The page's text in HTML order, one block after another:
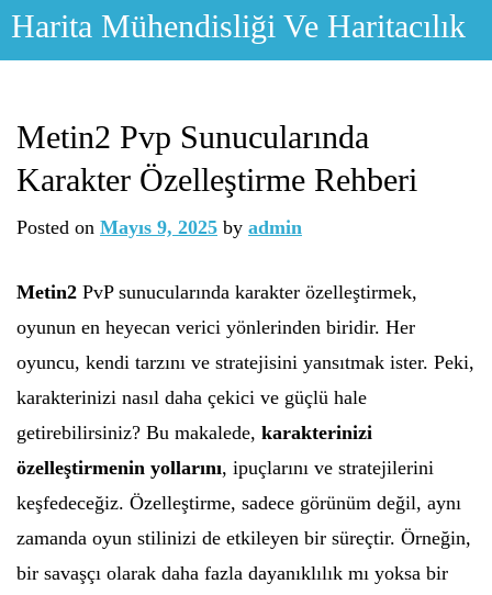
Skip
Harita Mühendisliği Ve Haritacılık
Metin2 Pvp Sunucularında
Karakter Özelleştirme Rehberi
Posted on Mayıs 9, 2025 by admin
Metin2 PvP sunucularında karakter özelleştirmek,
oyunun en heyecan verici yönlerinden biridir. Her
oyuncu, kendi tarzını ve stratejisini yansıtmak ister. Peki,
karakterinizi nasıl daha çekici ve güçlü hale
getirebilirsiniz? Bu makalede, karakterinizi
özelleştirmenin yollarını, ipuçlarını ve stratejilerini
keşfedeceğiz. Özelleştirme, sadece görünüm değil, aynı
zamanda oyun stilinizi de etkileyen bir süreçtir. Örneğin,
bir savaşçı olarak daha fazla dayanıklılık mı yoksa bir